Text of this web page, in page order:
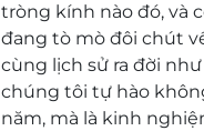
tròng kính nào đó, và
đang tò mò đôi chút
cùng lịch sử ra đời
chúng tôi tự hào
năm, mà là kinh